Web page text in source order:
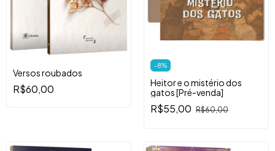
Versos roubados
R$60,00
-8%
Heitor e o mistério dos
gatos [Pré-venda]
R$55,00 R$60,00